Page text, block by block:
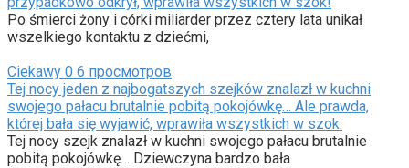
Po śmierci żony i córki miliarder przez cztery lata unikał
wszelkiego kontaktu z dziećmi,
Ciekawy 0 6 просмотров
Tej nocy jeden z najbogatszych szejków znalazł w kuchni
swojego pałacu brutalnie pobitą pokojówkę… Ale prawda,
której bała się wyjawić, wprawiła wszystkich w szok.
Tej nocy szejk znalazł w kuchni swojego pałacu brutalnie
pobitą pokojówkę… Dziewczyna bardzo bała